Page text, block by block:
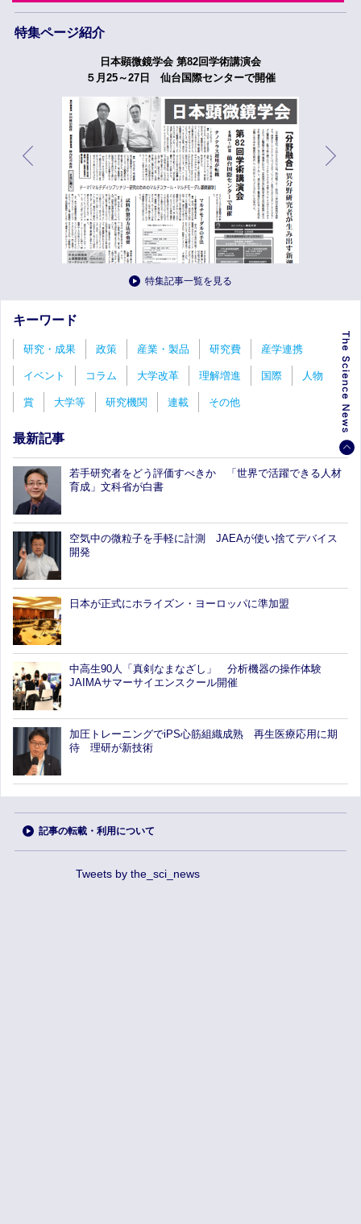
特集ページ紹介
日本顕微鏡学会 第82回学術講演会
５月25～27日 仙台国際センターで開催
特集記事一覧を見る
キーワード
研究・成果 政策 産業・製品 研究費 産学連携
イベント コラム 大学改革 理解増進 国際 人物
賞 大学等 研究機関 連載 その他
最新記事
若手研究者をどう評価すべきか 「世界で活躍できる人材
育成」文科省が白書
空気中の微粒子を手軽に計測 JAEAが使い捨てデバイス
開発
日本が正式にホライズン・ヨーロッパに準加盟
中高生90人「真剣なまなざし」 分析機器の操作体験
JAIMAサマーサイエンスクール開催
加圧トレーニングでiPS心筋組織成熟 再生医療応用に期
待 理研が新技術
記事の転載・利用について
Tweets by the_sci_news